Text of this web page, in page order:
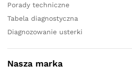
Porady techniczne
Tabela diagnostyczna
Diagnozowanie usterki
Nasza marka